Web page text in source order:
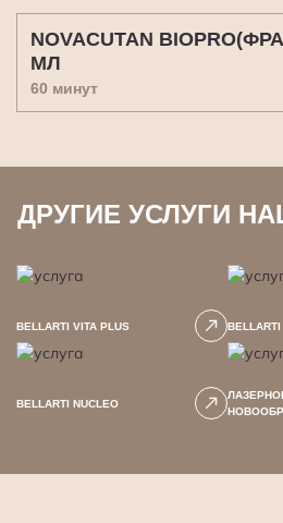
NOVACUTAN
МЛ
60 минут
ДРУГИЕ УСЛУГИ
BELLARTI VITA PLUS BELLARTI
BELLARTI NUCLEO